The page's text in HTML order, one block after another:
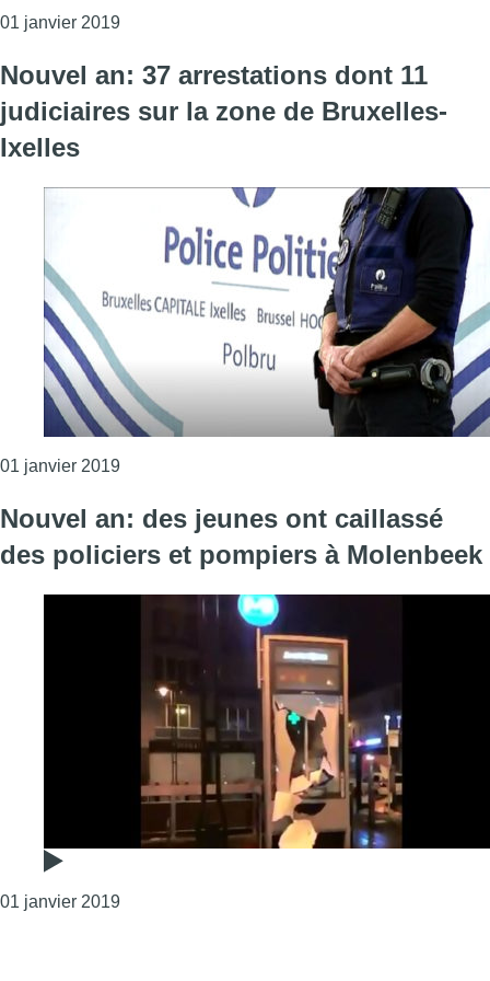
01 janvier 2019Consulter l'article "Les RYD ont reconduit
Nouvel an: 37 arrestations dont 11
judiciaires sur la zone de Bruxelles-
Ixelles
01 janvier 2019Consulter l'article "Nouvel an: 37 arrestations
Nouvel an: des jeunes ont caillassé
des policiers et pompiers à Molenbeek
01 janvier 2019Consulter l'article "Nouvel an: des jeunes ont